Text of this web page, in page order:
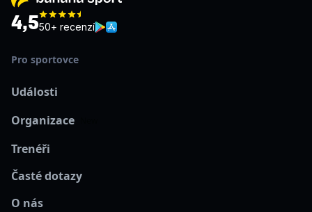
4,550+ recenzí
Pro sportovce
Události
Organizace
Trenéři
Časté dotazy
O nás